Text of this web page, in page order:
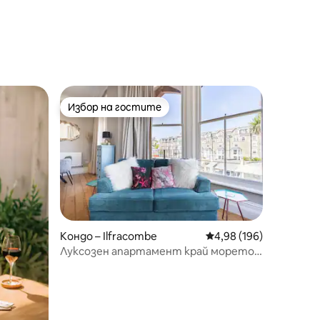
Избор на гостите
Избор на гостите
Кондо – Ilfracombe Средна оценка: 4,98
4,98 (196)
Луксозен апартамент край морето